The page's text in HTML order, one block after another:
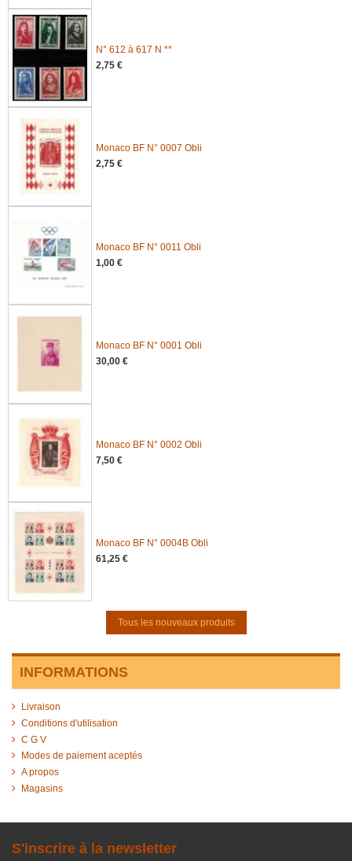
N° 612 à 617 N **
2,75 €
Monaco BF N° 0007 Obli
2,75 €
Monaco BF N° 0011 Obli
1,00 €
Monaco BF N° 0001 Obli
30,00 €
Monaco BF N° 0002 Obli
7,50 €
Monaco BF N° 0004B Obli
61,25 €
Tous les nouveaux produits
INFORMATIONS
Livraison
Conditions d'utilisation
C G V
Modes de paiement aceptés
A propos
Magasins
S'inscrire à la newsletter